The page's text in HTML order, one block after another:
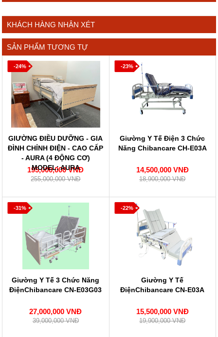
KHÁCH HÀNG NHẬN XÉT
SẢN PHẨM TƯƠNG TỰ
-24%
GIƯỜNG ĐIỀU DƯỠNG - GIA
ĐÌNH CHỈNH ĐIỆN - CAO CẤP
- AURA (4 ĐỘNG CƠ)
MODEL: AURA
195,000,000 VNĐ
255,000,000 VNĐ
-23%
Giường Y Tế Điện 3 Chức
Năng Chibancare CH-E03A
14,500,000 VNĐ
18,900,000 VNĐ
-31%
Giường Y Tế 3 Chức Năng
ĐiệnChibancare CN-E03G03
27,000,000 VNĐ
39,000,000 VNĐ
-22%
Giường Y Tế
ĐiệnChibancare CN-E03A
15,500,000 VNĐ
19,900,000 VNĐ